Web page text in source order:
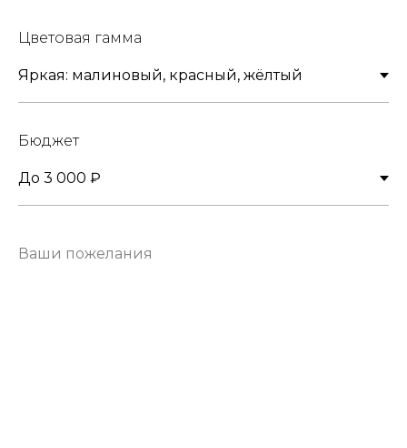
Цветовая гамма
Бюджет